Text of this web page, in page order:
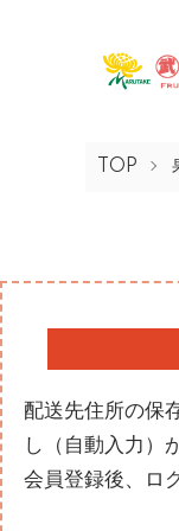
TOP
配送先住所の保
し（自動入力）
会員登録後、ロ